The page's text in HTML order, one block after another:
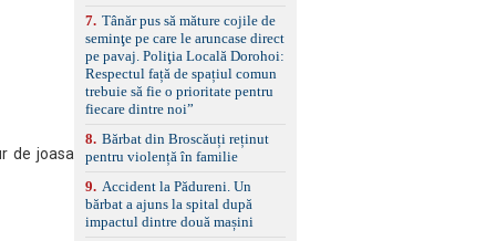
de joasa
7. Tânăr pus să măture cojile de
seminţe pe care le aruncase direct
pe pavaj. Poliţia Locală Dorohoi:
Respectul față de spațiul comun
trebuie să fie o prioritate pentru
fiecare dintre noi”
8. Bărbat din Broscăuți reținut
pentru violență în familie
9. Accident la Pădureni. Un
bărbat a ajuns la spital după
impactul dintre două mașini